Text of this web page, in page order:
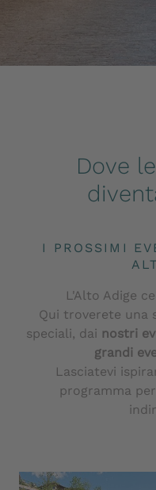
Dove
I PROSSIMI
L'Alto Adige
Qui troverete una
speciali, dai nostri
grandi
Lasciatevi
programma